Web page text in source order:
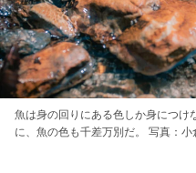
魚は身の回りにある色しか身につけ
に、魚の色も千差万別だ。 写真：小